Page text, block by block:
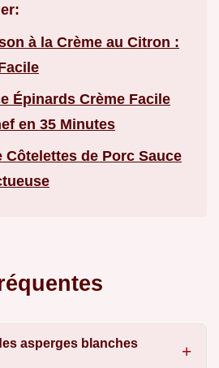
à la Crème au Citron :
Épinards Crème Facile
en 35 Minutes
Côtelettes de Porc Sauce
asperges blanches